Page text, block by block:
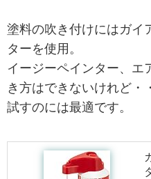
塗料の吹き付けにはガイ
ターを使用。
イージーペインター、エ
き方はできないけれど・
試すのには最適です。